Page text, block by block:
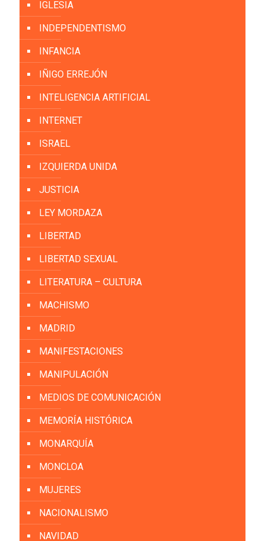
IGLESIA
INDEPENDENTISMO
INFANCIA
IÑIGO ERREJÓN
INTELIGENCIA ARTIFICIAL
INTERNET
ISRAEL
IZQUIERDA UNIDA
JUSTICIA
LEY MORDAZA
LIBERTAD
LIBERTAD SEXUAL
LITERATURA – CULTURA
MACHISMO
MADRID
MANIFESTACIONES
MANIPULACIÓN
MEDIOS DE COMUNICACIÓN
MEMORÍA HISTÓRICA
MONARQUÍA
MONCLOA
MUJERES
NACIONALISMO
NAVIDAD